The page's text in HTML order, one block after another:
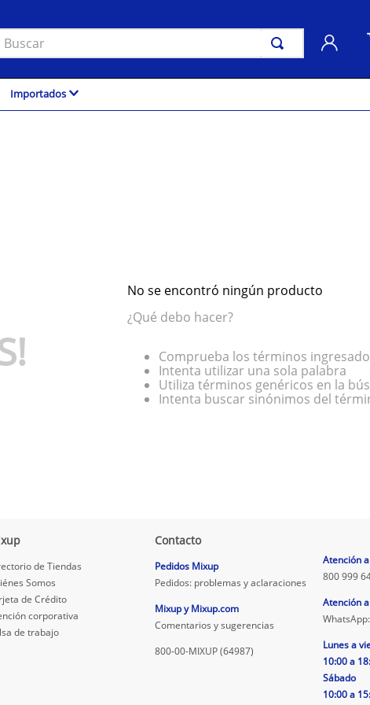
Importados
No se encontró ningún producto
¿Qué debo hacer?
Comprueba los términos
Intenta utilizar una sola palabra
Utiliza términos genéricos en la
Intenta buscar sinónimos del
de Tiendas
Somos
de Crédito
corporativa
de trabajo
Contacto
Pedidos Mixup
Pedidos: problemas y aclaraciones
Mixup y Mixup.com
Comentarios y sugerencias
800-00-MIXUP (64987)
Atención
800 999
Atención
Lunes a
10:00 a
Sábado
10:00 a